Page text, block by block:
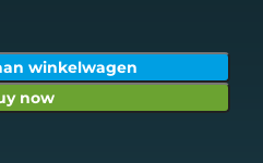
winkelwagen
now